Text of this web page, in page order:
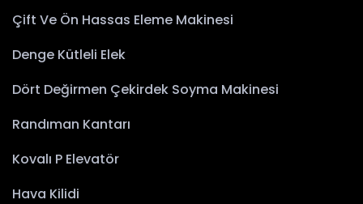
Çift Ve Ön Hassas Eleme Makinesi
Denge Kütleli Elek
Dört Değirmen Çekirdek Soyma Makinesi
Randıman Kantarı
Kovalı P Elevatör
Hava Kilidi